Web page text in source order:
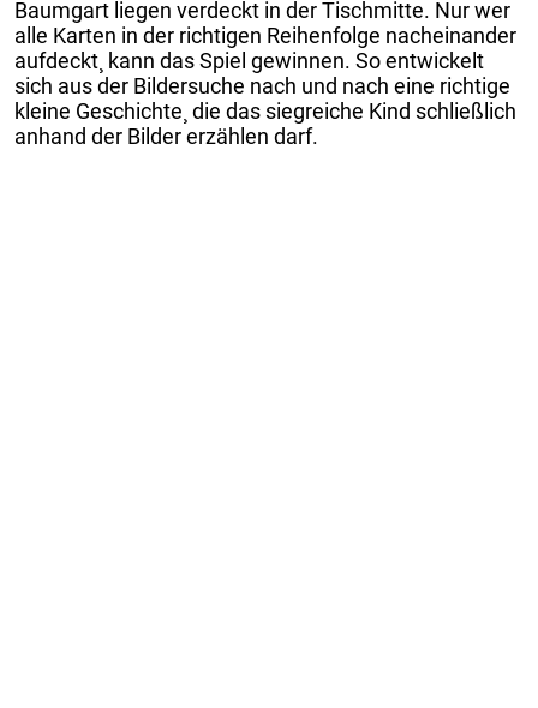
Baumgart liegen verdeckt in der Tischmitte. Nur wer
alle Karten in der richtigen Reihenfolge nacheinander
aufdeckt¸ kann das Spiel gewinnen. So entwickelt
sich aus der Bildersuche nach und nach eine richtige
kleine Geschichte¸ die das siegreiche Kind schließlich
anhand der Bilder erzählen darf.